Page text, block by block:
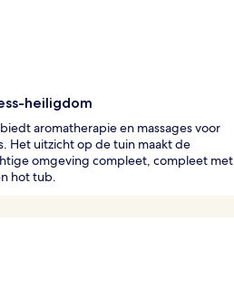
heiligdom
aromatherapie en massages voor
Het uitzicht op de tuin maakt de
omgeving compleet, compleet met
hot tub.